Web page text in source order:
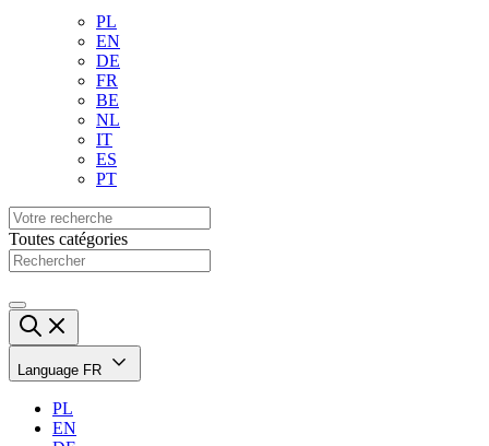
PL
EN
DE
FR
BE
NL
IT
ES
PT
Toutes catégories
Language FR
PL
EN